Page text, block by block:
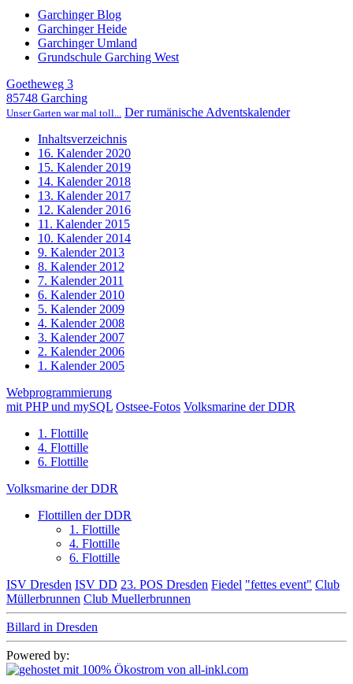
Garchinger Blog
Garchinger Heide
Garchinger Umland
Grundschule Garching West
Goetheweg 3
85748 Garching
Unser Garten war mal toll... Der rumänische Adventskalender
Inhaltsverzeichnis
16. Kalender 2020
15. Kalender 2019
14. Kalender 2018
13. Kalender 2017
12. Kalender 2016
11. Kalender 2015
10. Kalender 2014
9. Kalender 2013
8. Kalender 2012
7. Kalender 2011
6. Kalender 2010
5. Kalender 2009
4. Kalender 2008
3. Kalender 2007
2. Kalender 2006
1. Kalender 2005
Webprogrammierung
mit PHP und mySQL Ostsee-Fotos Volksmarine der DDR
1. Flottille
4. Flottille
6. Flottille
Volksmarine der DDR
Flottillen der DDR
1. Flottille
4. Flottille
6. Flottille
ISV Dresden ISV DD 23. POS Dresden Fiedel "fettes event" Club
Müllerbrunnen Club Muellerbrunnen
Billard in Dresden
Powered by: